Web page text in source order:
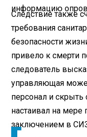
информацию
Следствие также
требования
безопасности
привело к смерти
следователь
управляющая
персонал и скрыть
настаивал на мере
заключением в